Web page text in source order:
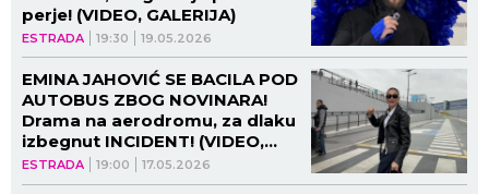
ESTRADA 19:30 19.05.2026
perje! (VIDEO, GALERIJA)
ESTRADA 19:00 17.05.2026
EMINA JAHOVIĆ SE BACILA POD
AUTOBUS ZBOG NOVINARA!
Drama na aerodromu, za dlaku
izbegnut INCIDENT! (VIDEO,
FOTO)